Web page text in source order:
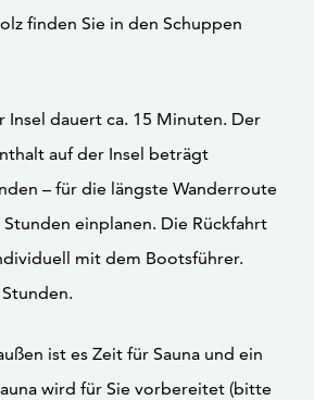
finden Sie in den Schuppen
Insel dauert ca. 15 Minuten. Der
auf der Insel beträgt
– für die längste Wanderroute
einplanen. Die Rückfahrt
mit dem Bootsführer.
ist es Zeit für Sauna und ein
wird für Sie vorbereitet (bitte